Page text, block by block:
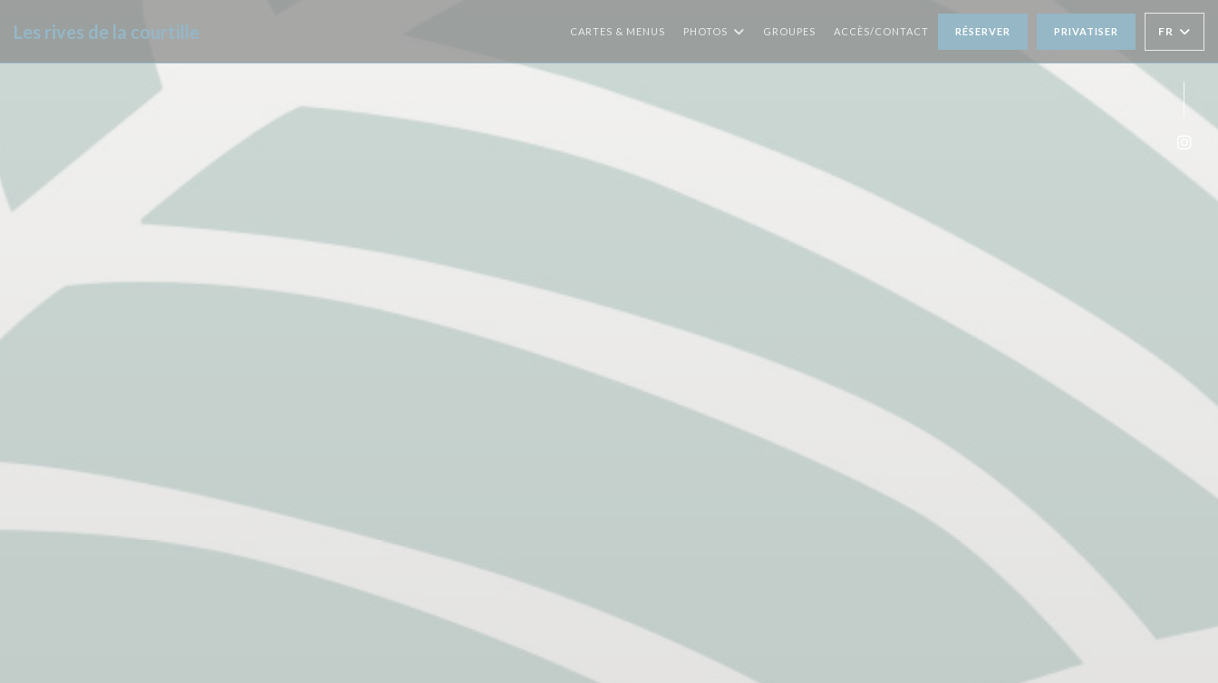
Les rives de la courtille CARTES & MENUS PHOTOS GROUPES ACCÈS/CONTACT RÉSERVER PRIVATISER FR